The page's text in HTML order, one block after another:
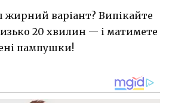
жирний варіант? Випікайте
20 хвилин — і матимете
пампушки!